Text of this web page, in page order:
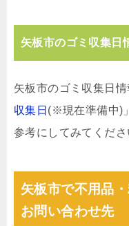
矢板市のゴミ収集日
矢板市のゴミ収集日情
収集日 (※現在準備中)
参考にしてみてくださ
矢板市で不用品
お問い合わせ先